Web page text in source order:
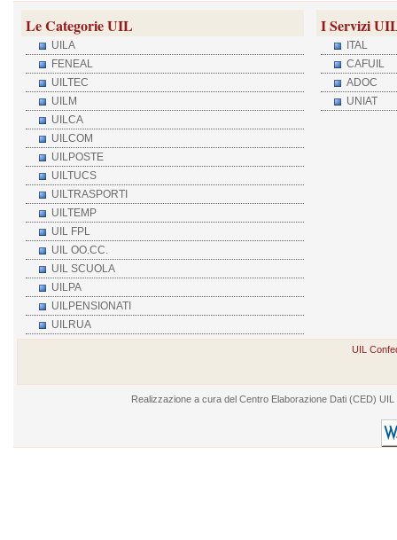
Le Categorie UIL
UILA
FENEAL
UILTEC
UILM
UILCA
UILCOM
UILPOSTE
UILTUCS
UILTRASPORTI
UILTEMP
UIL FPL
UIL OO.CC.
UIL SCUOLA
UILPA
UILPENSIONATI
UILRUA
I Servizi
ITAL
CAFUIL
ADOC
UNIAT
UIL
Realizzazione a cura del Centro Elaborazione Dati (CED)